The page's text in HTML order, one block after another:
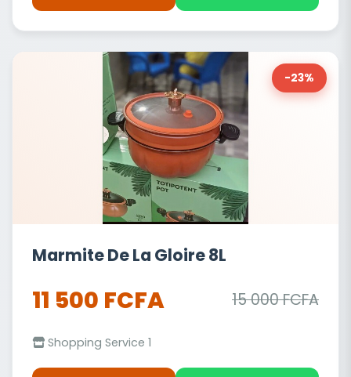
-23%
Marmite De La Gloire 8L
11 500 FCFA 15 000 FCFA
Shopping Service 1